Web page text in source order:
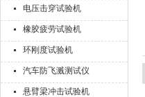
电压击穿试验机
橡胶疲劳试验机
环刚度试验机
汽车防飞溅测试仪
悬臂梁冲击试验机